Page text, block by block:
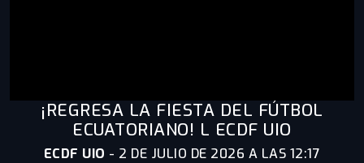
¡REGRESA LA FIESTA DEL FÚTBOL
ECUATORIANO! L ECDF UIO
ECDF UIO - 2 DE JULIO DE 2026 A LAS 12:17